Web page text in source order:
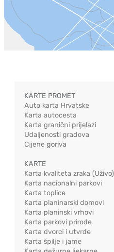
KARTE PROMET
Auto karta Hrvatske
Karta autocesta
Karta granični prijelazi
Udaljenosti gradova
Cijene goriva
KARTE
Karta kvaliteta zraka (Uživo)
Karta nacionalni parkovi
Karta toplice
Karta planinarski domovi
Karta planinski vrhovi
Karta parkovi prirode
Karta dvorci i utvrde
Karta špilje i jame